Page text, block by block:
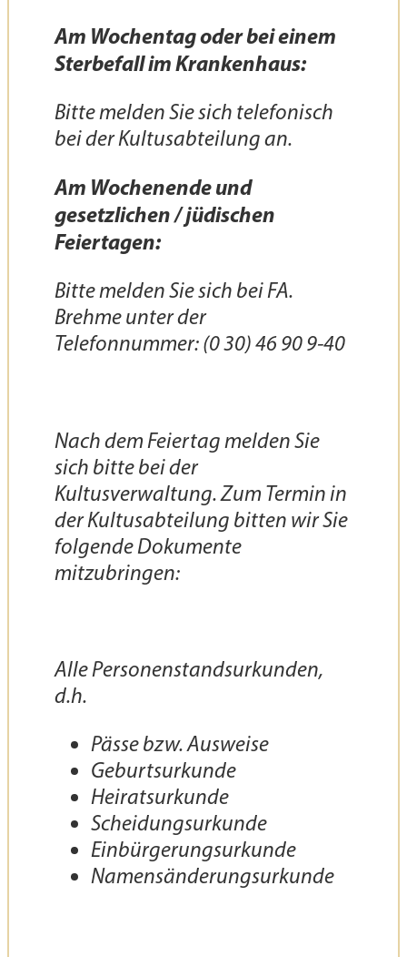
Am Wochentag oder bei einem
Sterbefall im Krankenhaus:
Bitte melden Sie sich telefonisch
bei der Kultusabteilung an.
Am Wochenende und
gesetzlichen / jüdischen
Feiertagen:
Bitte melden Sie sich bei FA.
Brehme unter der
Telefonnummer: (0 30) 46 90 9-40
Nach dem Feiertag melden Sie
sich bitte bei der
Kultusverwaltung. Zum Termin in
der Kultusabteilung bitten wir Sie
folgende Dokumente
mitzubringen:
Alle Personenstandsurkunden,
d.h.
Pässe bzw. Ausweise
Geburtsurkunde
Heiratsurkunde
Scheidungsurkunde
Einbürgerungsurkunde
Namensänderungsurkunde